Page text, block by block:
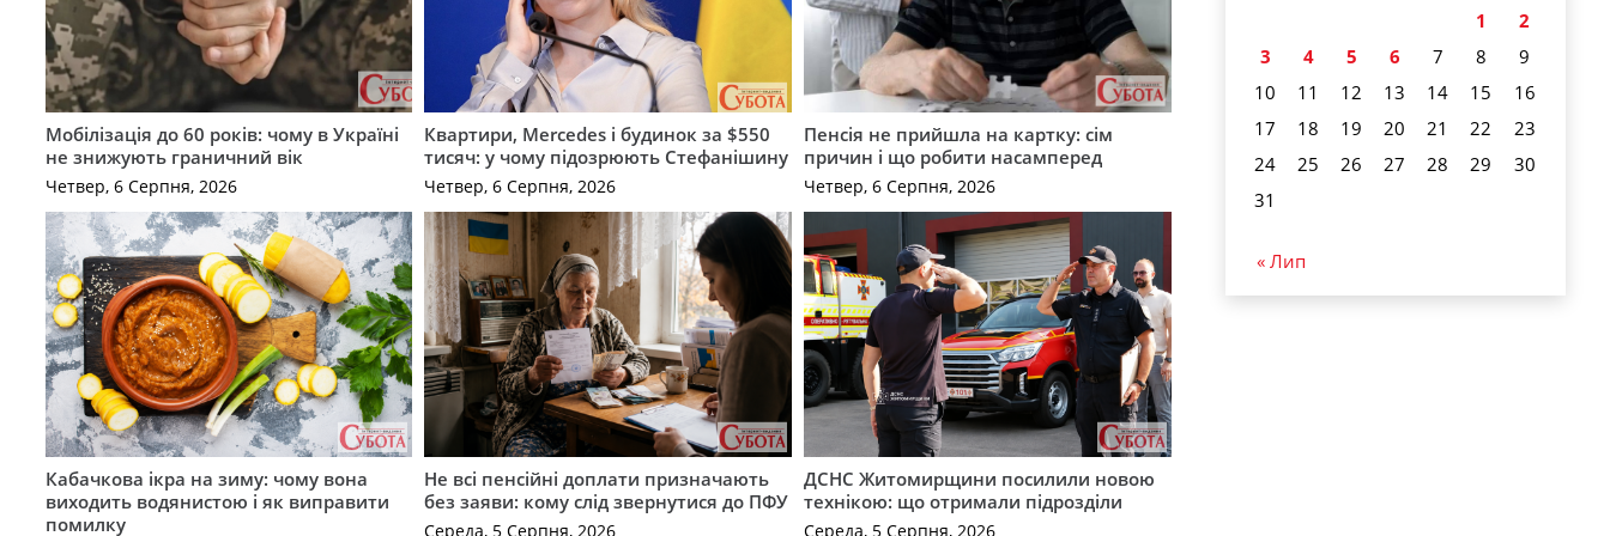
Мобілізація до 60 років: чому в Україні
не знижують граничний вік
Четвер, 6 Серпня, 2026
Квартири, Mercedes і будинок за $550
тисяч: у чому підозрюють Стефанішину
Четвер, 6 Серпня, 2026
Пенсія не прийшла на картку: сім
причин і що робити насамперед
Четвер, 6 Серпня, 2026
Кабачкова ікра на зиму: чому вона
виходить водянистою і як виправити
помилку
Не всі пенсійні доплати призначають
без заяви: кому слід звернутися до ПФУ
Середа, 5 Серпня, 2026
ДСНС Житомирщини посилили новою
технікою: що отримали підрозділи
Середа, 5 Серпня, 2026
1
2
3
4 5 6 7 8
9
10
11 12 13 14 15
16
17
18 19 20 21 22
23
24
25 26 27 28 29
30
31
« Лип